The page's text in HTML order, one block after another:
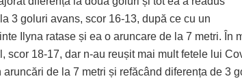
3 goluri avans, scor 16-13, după ce cu un
Ilyna ratase și ea o aruncare de la 7 metri. În
scor 18-17, dar n-au reușit mai mult fetele lui
aruncări de la 7 metri și refăcând diferența de 3